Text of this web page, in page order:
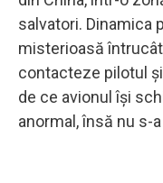
salvatori. Dinamica
misterioasă
contacteze pilotul
de ce avionul își
anormal, însă nu s-